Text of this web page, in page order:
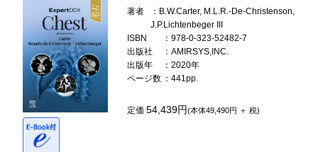
著者
：B.W.Carter, M.L.R.-De-Christenson,
J.P.Lichtenbeger III
ISBN
：978-0-323-52482-7
出版社
：AMIRSYS,INC.
出版年
：2020年
ページ数 ：441pp.
定価54,439円(本体49,490円 ＋ 税)